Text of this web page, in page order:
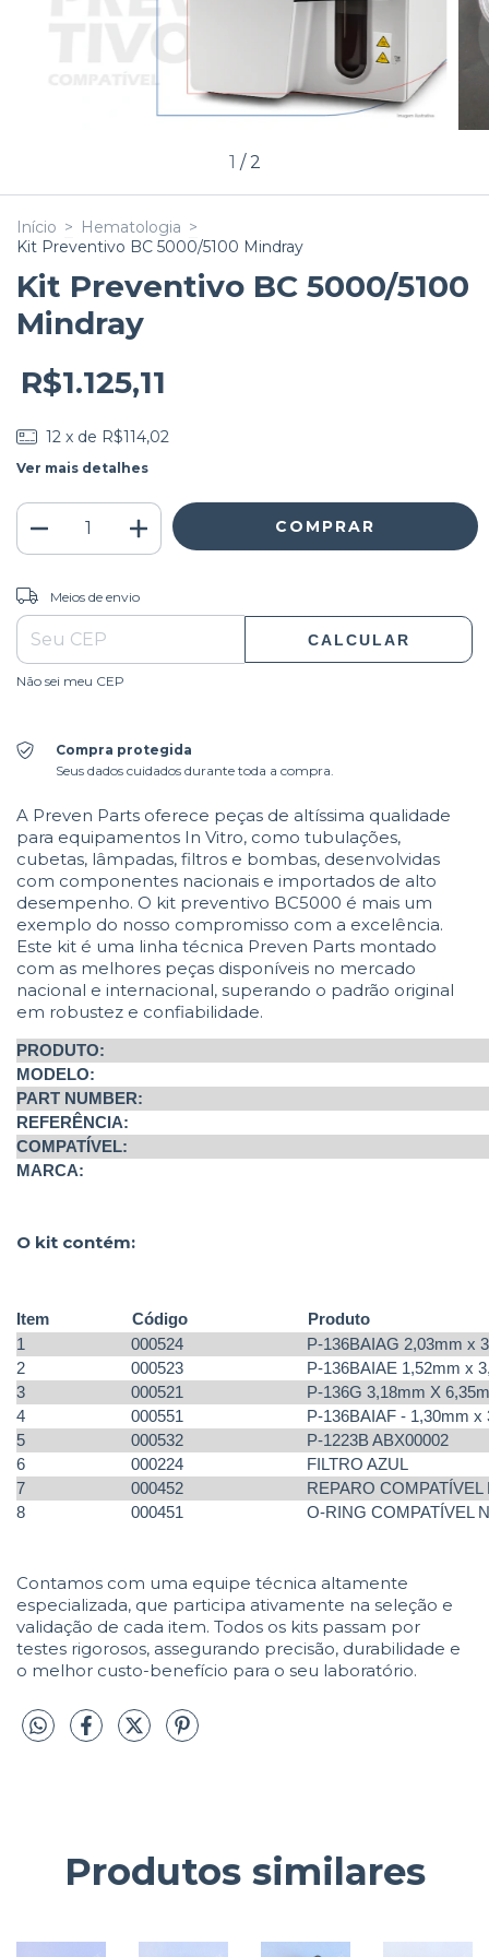
1 / 2
Início > Hematologia >
Kit Preventivo BC 5000/5100 Mindray
Kit Preventivo BC 5000/5100
Mindray
R$1.125,11
12 x de R$114,02
Ver mais detalhes
Entregas para o CEP:
Meios de envio
CALCULAR
Não sei meu CEP
Compra protegida
Seus dados cuidados durante toda a compra.
A Preven Parts oferece peças de altíssima qualidade
para equipamentos In Vitro, como tubulações,
cubetas, lâmpadas, filtros e bombas, desenvolvidas
com componentes nacionais e importados de alto
desempenho. O kit preventivo BC5000 é mais um
exemplo do nosso compromisso com a excelência.
Este kit é uma linha técnica Preven Parts montado
com as melhores peças disponíveis no mercado
nacional e internacional, superando o padrão original
em robustez e confiabilidade.
PRODUTO:
MODELO:
PART NUMBER:
REFERÊNCIA:
COMPATÍVEL:
MARCA:
O kit contém:
Item Código
Produto
1
000524
P-136BAIAG 2,03mm x
2
000523
P-136BAIAE 1,52mm x
3
000521
P-136G 3,18mm X
4
000551
P-136BAIAF - 1,30mm
5
000532
P-1223B ABX00002
6
000224
FILTRO AZUL
7
000452
REPARO
8
000451 O-RING COMPATÍVEL
Contamos com uma equipe técnica altamente
especializada, que participa ativamente na seleção e
validação de cada item. Todos os kits passam por
testes rigorosos, assegurando precisão, durabilidade e
o melhor custo-benefício para o seu laboratório.
Produtos similares